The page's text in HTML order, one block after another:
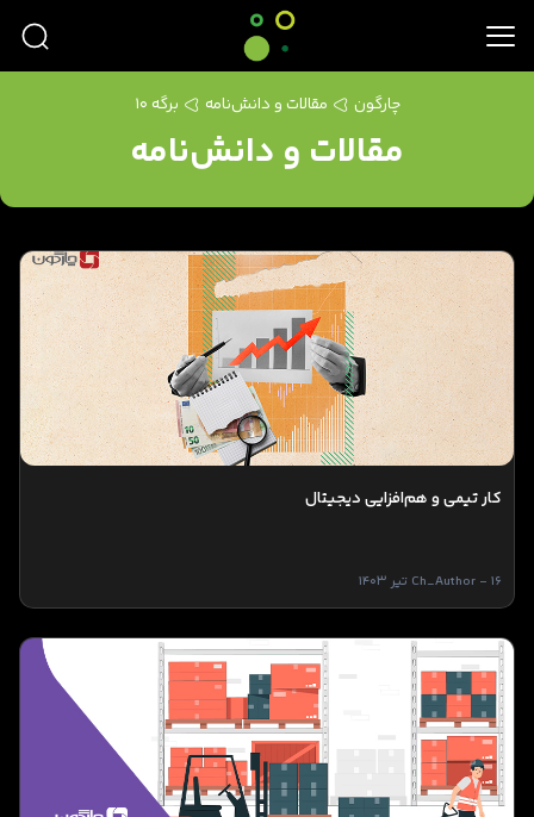
چارگون مقالات و دانش‌نامه برگه 10
مقالات و دانش‌نامه
کار تیمی و هم‌افزایی دیجیتال
Ch_Author - 16 تیر 1403